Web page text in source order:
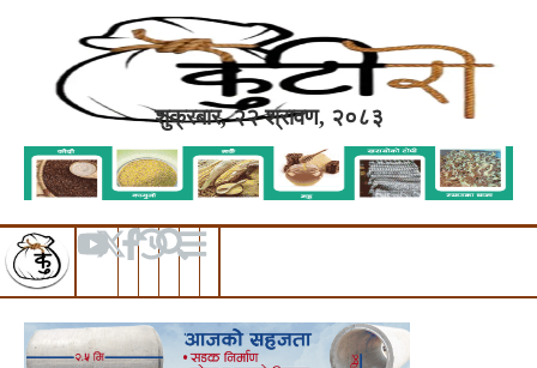
शुक्रबार, २२ श्रावण, २०८३